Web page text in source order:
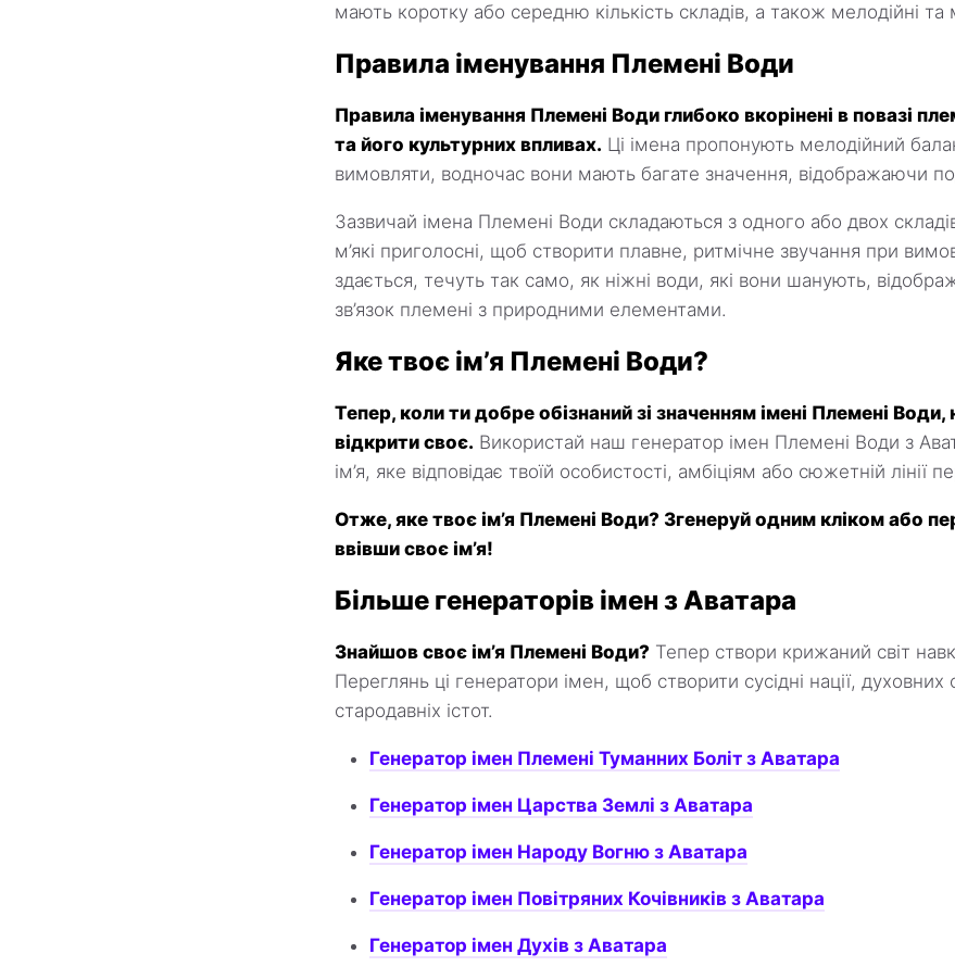
мають коротку або середню кількість складів, а також мелодійні та
Правила іменування Племені Води
Правила іменування Племені Води глибоко вкорінені в повазі
та його культурних впливах. Ці імена пропонують мелодійний
вимовляти, водночас вони мають багате значення, відображаючи
Зазвичай імена Племені Води складаються з одного або двох
м’які приголосні, щоб створити плавне, ритмічне звучання при
здається, течуть так само, як ніжні води, які вони шанують,
зв’язок племені з природними елементами.
Яке твоє ім’я Племені Води?
Тепер, коли ти добре обізнаний зі значенням імені Племені Води,
відкрити своє. Використай наш генератор імен Племені Води з
ім’я, яке відповідає твоїй особистості, амбіціям або сюжетній лінії
Отже, яке твоє ім’я Племені Води? Згенеруй одним кліком або
ввівши своє ім’я!
Більше генераторів імен з Аватара
Знайшов своє ім’я Племені Води? Тепер створи крижаний світ
Переглянь ці генератори імен, щоб створити сусідні нації, духовних
стародавніх істот.
Генератор імен Племені Туманних Боліт з Аватара
Генератор імен Царства Землі з Аватара
Генератор імен Народу Вогню з Аватара
Генератор імен Повітряних Кочівників з Аватара
Генератор імен Духів з Аватара